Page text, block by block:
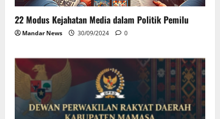
22 Modus Kejahatan Media dalam Politik Pemilu
Mandar News 30/09/2024 0